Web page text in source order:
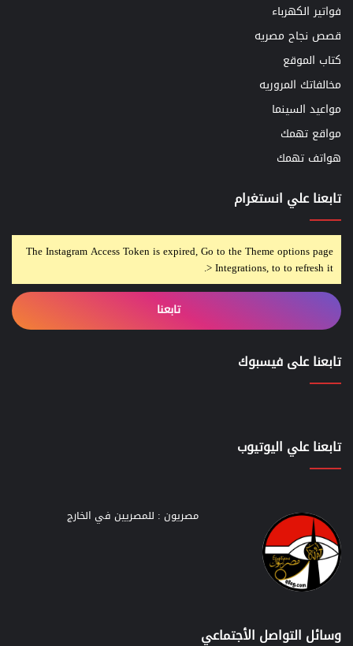
فواتير الكهرباء
قصص نجاح مصريه
كتاب الموقع
مخالفاتك المروريه
مواعيد السينما
مواقع تهمك
هواتف تهمك
تابعنا علي انستغرام
The Instagram Access Token is expired, Go to the Theme options page
> Integrations, to to refresh it.
تابعنا
تابعنا على فيسبوك
تابعنا علي اليوتيوب
مصريون : للمصريين في الخارج
وسائل التواصل الأجتماعي